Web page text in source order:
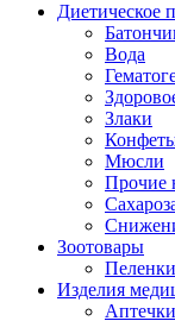
Диетическое
Вода
Злаки
Мюсли
Прочие
Зоотовары
Изделия
Аптечки